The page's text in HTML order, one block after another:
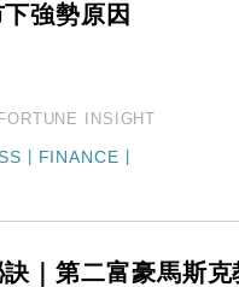
強勢原因
INSIGHT
FINANCE
｜第二富豪馬斯